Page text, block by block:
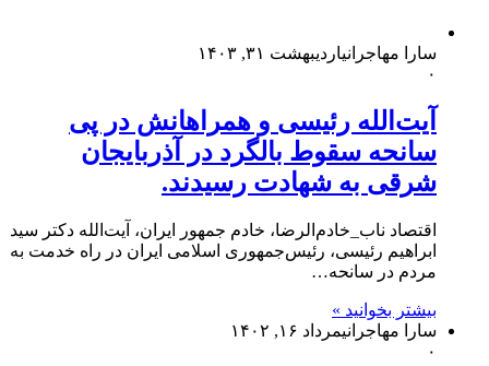
سارا مهاجرانیاردیبهشت ۳۱, ۱۴۰۳
۰
آیت‌الله رئیسی و همراهانش در پی
سانحه سقوط بالگرد در آذربایجان
شرقی به شهادت رسیدند.
اقتصاد ناب_خادم‌الرضا، خادم جمهور ایران، آیت‌الله دکتر سید
ابراهیم رئیسی، رئیس‌جمهوری اسلامی ایران در راه خدمت به
مردم در سانحه…
بیشتر بخوانید »
سارا مهاجرانیمرداد ۱۶, ۱۴۰۲
۰